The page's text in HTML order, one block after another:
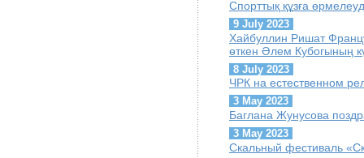
Спорттық құзға
9 July 2023
Хайбуллин Ришат
өткен Әлем Кубогының
8 July 2023
ЧРК на естественном
3 May 2023
Баглана Жунусова
3 May 2023
Скальный фестиваль